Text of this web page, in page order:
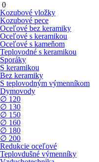
0
Kozubové vložky
Kozubové pece
Oceľové bez keramiky
Oceľové s keramikou
Oceľové s kameňom
Teplovodné s keramikou
Sporáky
S keramikou
Bez keramiky
S teplovodným výmenníkom
Dymovody
∅ 120
∅ 130
∅ 150
∅ 160
∅ 180
∅ 200
Redukcie oceľové
Teplovdušné výmenníky